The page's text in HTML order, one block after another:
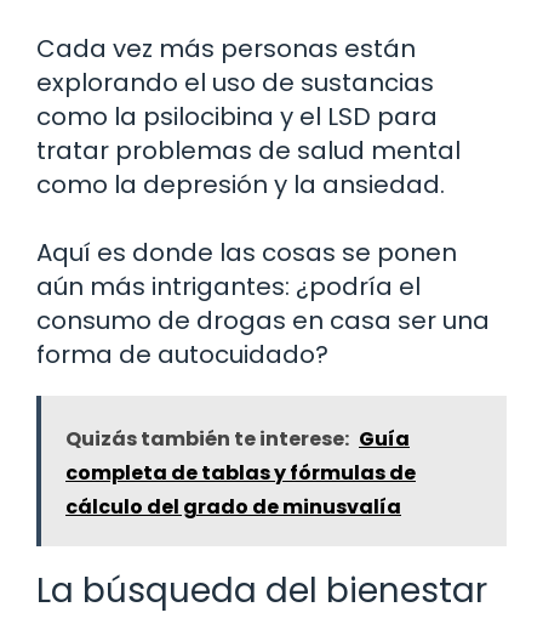
Cada vez más personas están
explorando el uso de sustancias
como la psilocibina y el LSD para
tratar problemas de salud mental
como la depresión y la ansiedad.
Aquí es donde las cosas se ponen
aún más intrigantes: ¿podría el
consumo de drogas en casa ser una
forma de autocuidado?
Quizás también te interese: Guía
completa de tablas y fórmulas de
cálculo del grado de minusvalía
La búsqueda del bienestar